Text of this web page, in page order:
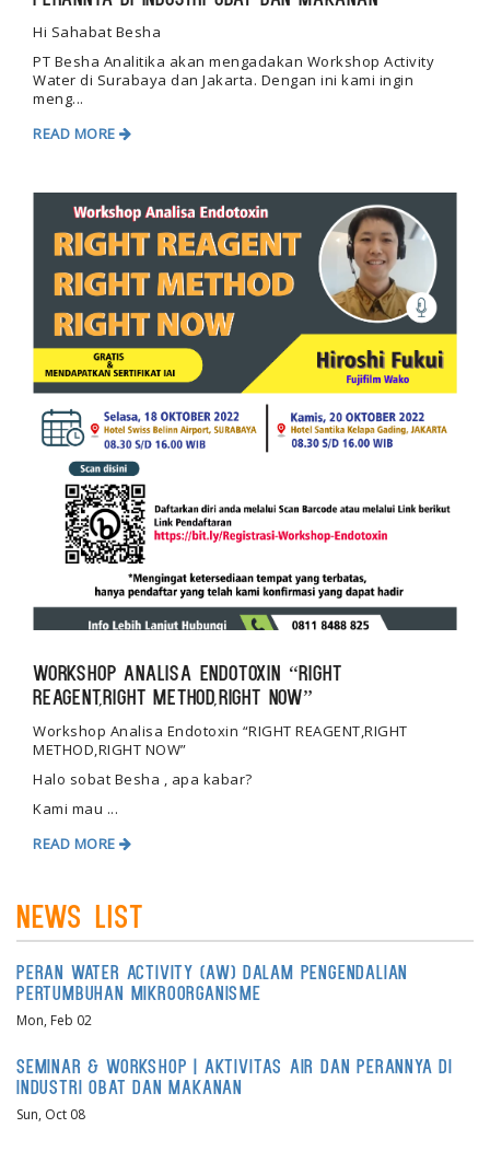
Hi Sahabat Besha
PT Besha Analitika akan mengadakan Workshop Activity
Water di Surabaya dan Jakarta. Dengan ini kami ingin
meng...
READ MORE
Workshop Analisa Endotoxin “RIGHT
REAGENT,RIGHT METHOD,RIGHT NOW”
Workshop Analisa Endotoxin “RIGHT REAGENT,RIGHT
METHOD,RIGHT NOW”
Halo sobat Besha , apa kabar?
Kami mau ...
READ MORE
News List
Peran Water Activity (aW) dalam Pengendalian
Pertumbuhan Mikroorganisme
Mon, Feb 02
Seminar & Workshop | Aktivitas Air dan Perannya di
Industri Obat dan Makanan
Sun, Oct 08